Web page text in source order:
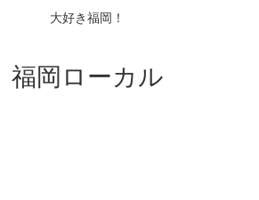
大好き福岡！
福岡ローカル